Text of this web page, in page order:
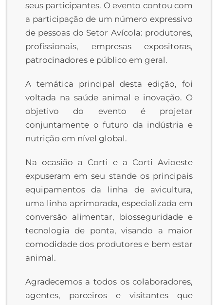
seus participantes. O evento contou com
a participação de um número expressivo
de pessoas do Setor Avícola: produtores,
profissionais, empresas expositoras,
patrocinadores e público em geral.
A temática principal desta edição, foi
voltada na saúde animal e inovação. O
objetivo do evento é projetar
conjuntamente o futuro da indústria e
nutrição em nível global.
Na ocasião a Corti e a Corti Avioeste
expuseram em seu stande os principais
equipamentos da linha de avicultura,
uma linha aprimorada, especializada em
conversão alimentar, biosseguridade e
tecnologia de ponta, visando a maior
comodidade dos produtores e bem estar
animal.
Agradecemos a todos os colaboradores,
agentes, parceiros e visitantes que